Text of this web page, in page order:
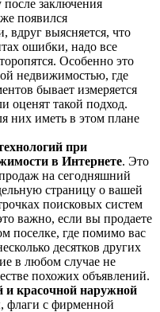
заключения
появился
вдруг выясняется, что
ошибки, надо все
Особенно это
недвижимостью, где
бывает измеряется
оценят такой подход.
них иметь в этом плане
при
в Интернете. Это
на сегодняшний
страницу о вашей
поисковых систем
важно, если вы продаете
поселке, где помимо вас
десятков других
в любом случае не
похожих объявлений.
и красочной наружной
флаги с фирменной